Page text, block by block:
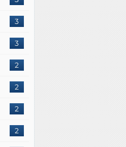
3
3
2
2
2
2